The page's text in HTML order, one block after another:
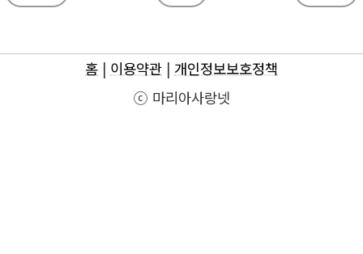
홈 | 이용약관 | 개인정보보호정책
ⓒ 마리아사랑넷